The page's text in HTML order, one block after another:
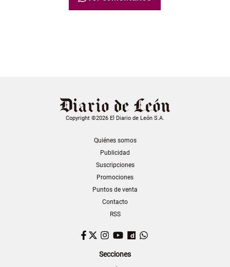
Copyright ©2026 El Diario de León S.A.
Quiénes somos
Publicidad
Suscripciones
Promociones
Puntos de venta
Contacto
RSS
Facebook
TwitterInstagram
YouTubeDailymotion
Secciones